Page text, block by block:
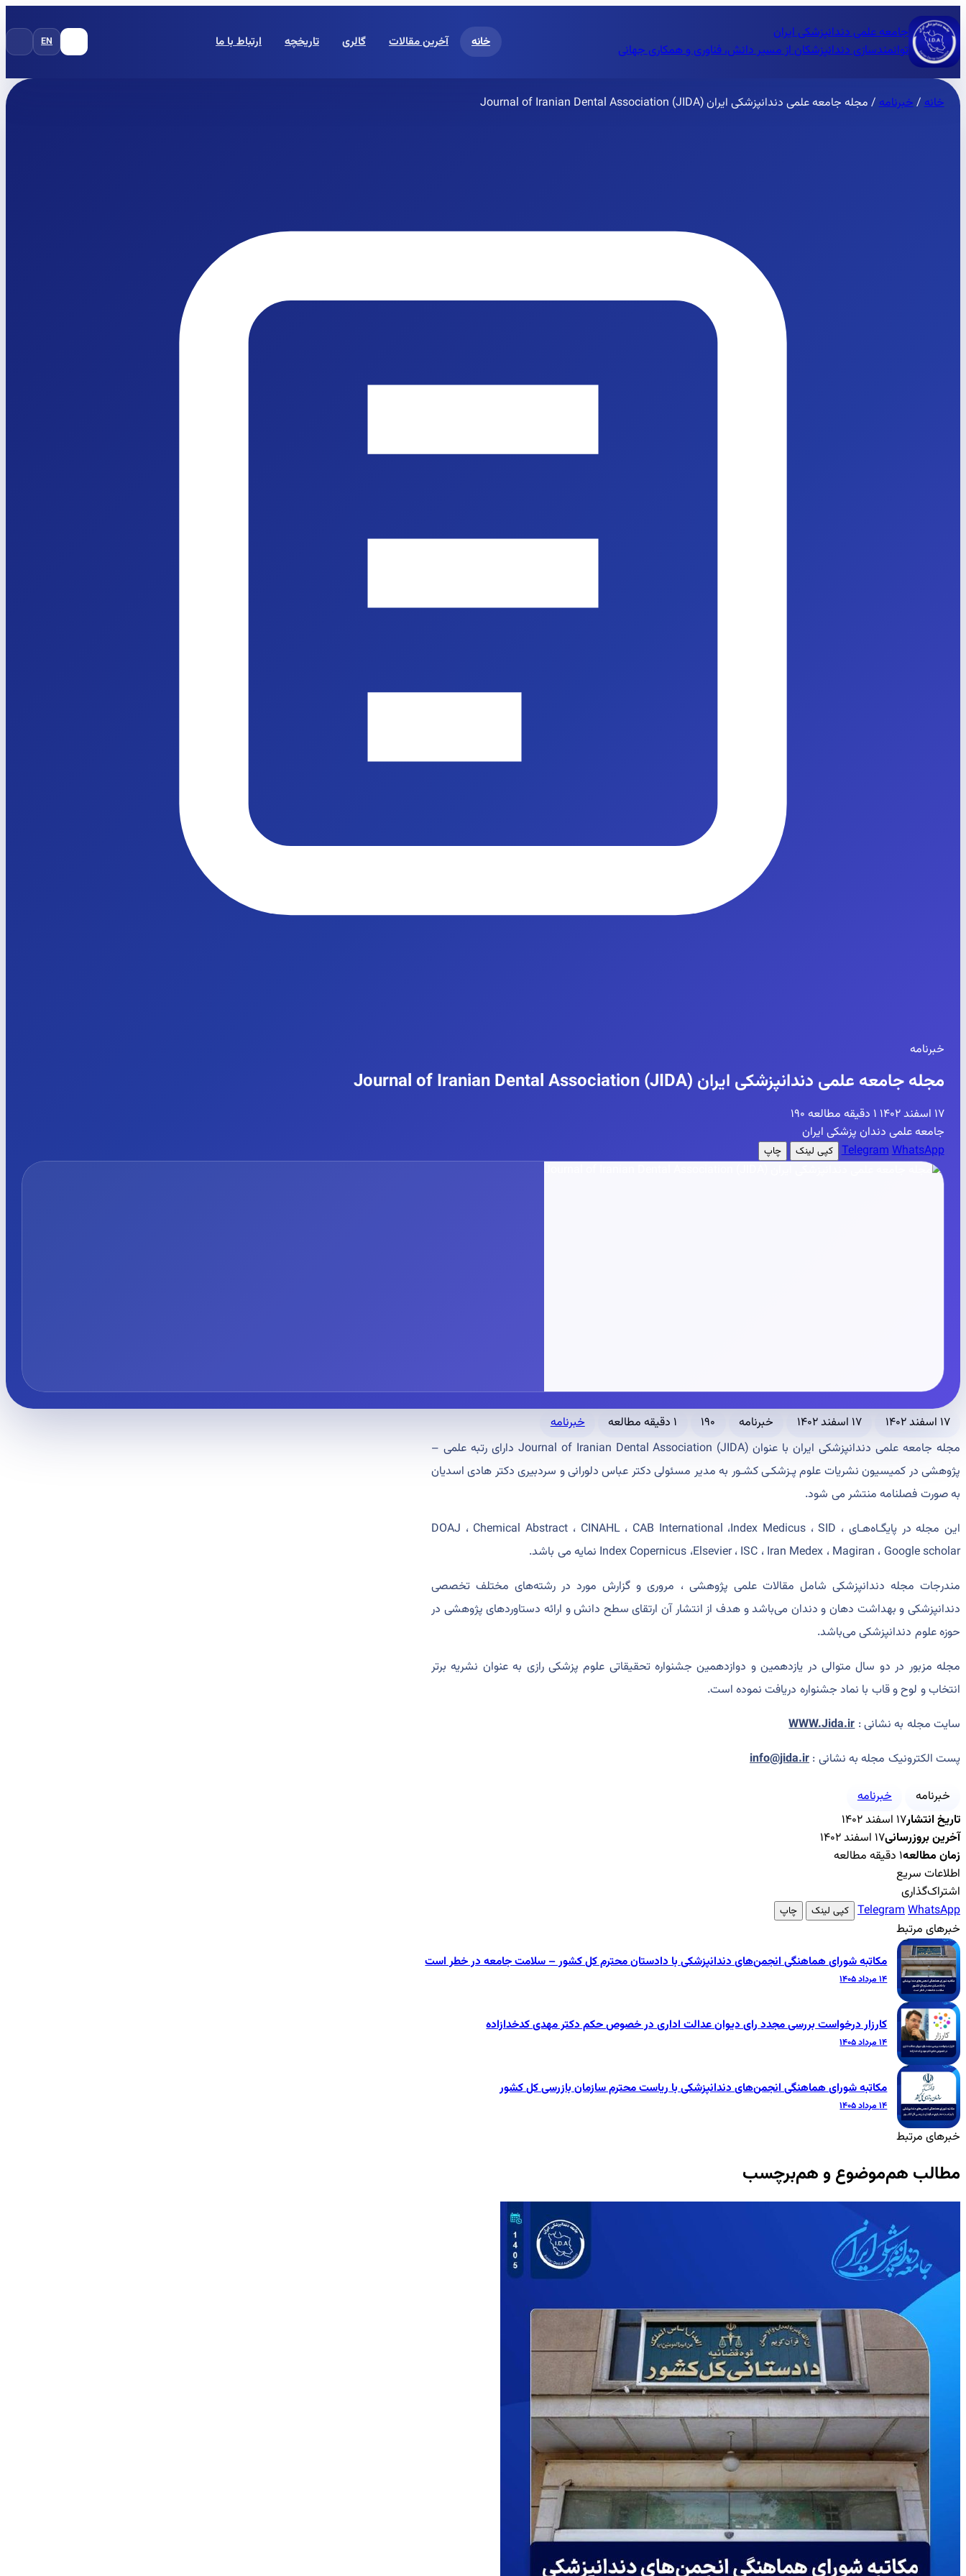
جامعه علمی دندانپزشکی ایران
توانمندسازی دندانپزشکان از مسیر دانش، فناوری و همکاری جهانی
خانه آخرین مقالات گالری تاریخچه ارتباط با ما EN
خانه/خبرنامه/ مجله جامعه علمی دندانپزشکی ایران Journal of Iranian Dental Association (JIDA)
خبرنامه
مجله جامعه علمی دندانپزشکی ایران Journal of Iranian Dental Association (JIDA)
۱۷ اسفند ۱۴۰۲ ۱ دقیقه مطالعه
۱۹۰
جامعه علمی دندان پزشکی ایران
TelegramWhatsApp کپی لینک چاپ
۱۷ اسفند ۱۴۰۲ ۱۷ اسفند ۱۴۰۲ خبرنامه ۱۹۰ ۱ دقیقه مطالعه
خبرنامه
مجله جامعه علمی دندانپزشکی ایران با عنوان Journal of Iranian Dental Association (JIDA) دارای رتبه علمی –
پژوهشی در کمیسیون نشریات علوم پـزشکـی کشـور به مدیر مسئولی دکتر عباس دلورانی و سردبیری دکتر هادی اسدیان
به صورت فصلنامه منتشر می شود.
این مجله در پایگـاه‌هـای DOAJ ، Chemical Abstract ، CINAHL ، CAB International ،Index Medicus ، SID ،
Index Copernicus ،Elsevier ، ISC ، Iran Medex ، Magiran ، Google scholar نمایه می باشد.
مندرجات مجله دندانپزشکی شامل مقالات علمی پژوهشی ، مروری و گزارش مورد در رشته‌های مختلف تخصصی
دندانپزشکی و بهداشت دهان و دندان می‌باشد و هدف از انتشار آن ارتقای سطح دانش و ارائه دستاوردهای پژوهشی در
حوزه علوم دندانپزشکی می‌باشد.
مجله مزبور در دو سال متوالی در یازدهمین و دوازدهمین جشنواره تحقیقاتی علوم پزشکی رازی به عنوان نشریه برتر
انتخاب و لوح و قاب با نماد جشنواره دریافت نموده است.
سایت مجله به نشانی :WWW.Jida.ir
پست الکترونیک مجله به نشانی : info@jida.ir
خبرنامه
خبرنامه
تاریخ انتشار۱۷ اسفند ۱۴۰۲
آخرین بروزرسانی۱۷ اسفند ۱۴۰۲
زمان مطالعه۱ دقیقه مطالعه
اطلاعات سریع
اشتراک‌گذاری
TelegramWhatsApp کپی لینک چاپ
خبرهای مرتبط
مکاتبه شورای هماهنگی انجمن‌های دندانپزشکی با دادستان محترم کل کشور – سلامت جامعه در خطر است
۱۴ مرداد ۱۴۰۵
کارزار درخواست بررسی مجدد رای دیوان عدالت اداری در خصوص حکم دکتر مهدی کدخدازاده
۱۴ مرداد ۱۴۰۵
مکاتبه شورای هماهنگی انجمن‌های دندانپزشکی با ریاست محترم سازمان بازرسی کل کشور
۱۴ مرداد ۱۴۰۵
خبرهای مرتبط
مطالب هم‌موضوع و هم‌برچسب